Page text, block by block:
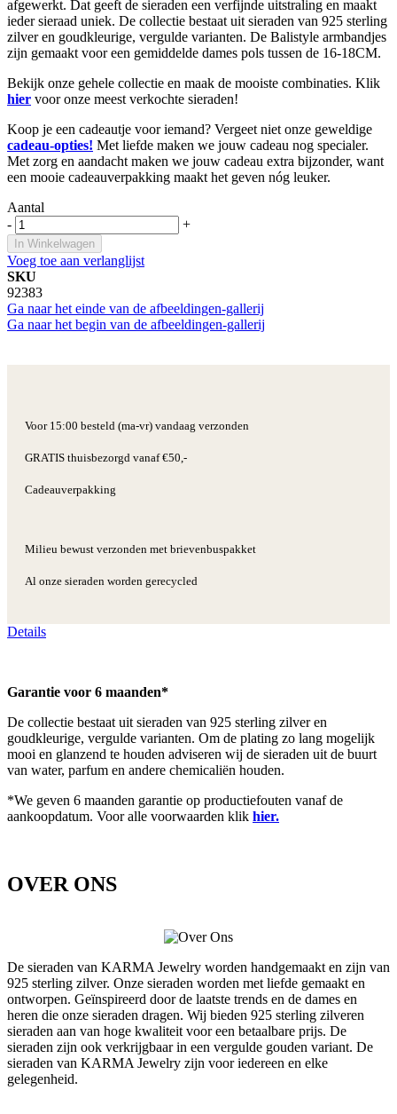
afgewerkt. Dat geeft de sieraden een verfijnde uitstraling en maakt
ieder sieraad uniek. De collectie bestaat uit sieraden van 925 sterling
zilver en goudkleurige, vergulde varianten. De Balistyle armbandjes
zijn gemaakt voor een gemiddelde dames pols tussen de 16-18CM.
Bekijk onze gehele collectie en maak de mooiste combinaties. Klik
hier voor onze meest verkochte sieraden!
Koop je een cadeautje voor iemand? Vergeet niet onze geweldige
cadeau-opties! Met liefde maken we jouw cadeau nog specialer.
Met zorg en aandacht maken we jouw cadeau extra bijzonder, want
een mooie cadeauverpakking maakt het geven nóg leuker.
Aantal
-
+
In Winkelwagen
Voeg toe aan verlanglijst
SKU
92383
Ga naar het einde van de afbeeldingen-gallerij
Ga naar het begin van de afbeeldingen-gallerij
Voor 15:00 besteld (ma-vr) vandaag verzonden
GRATIS thuisbezorgd vanaf €50,-
Cadeauverpakking
Milieu bewust verzonden met brievenbuspakket
Al onze sieraden worden gerecycled
Details
Garantie voor 6 maanden*
De collectie bestaat uit sieraden van 925 sterling zilver en
goudkleurige, vergulde varianten. Om de plating zo lang mogelijk
mooi en glanzend te houden adviseren wij de sieraden uit de buurt
van water, parfum en andere chemicaliën houden.
*We geven 6 maanden garantie op productiefouten vanaf de
aankoopdatum. Voor alle voorwaarden klik hier.
OVER ONS
De sieraden van KARMA Jewelry worden handgemaakt en zijn van
925 sterling zilver. Onze sieraden worden met liefde gemaakt en
ontworpen. Geïnspireerd door de laatste trends en de dames en
heren die onze sieraden dragen. Wij bieden 925 sterling zilveren
sieraden aan van hoge kwaliteit voor een betaalbare prijs. De
sieraden zijn ook verkrijgbaar in een vergulde gouden variant. De
sieraden van KARMA Jewelry zijn voor iedereen en elke
gelegenheid.